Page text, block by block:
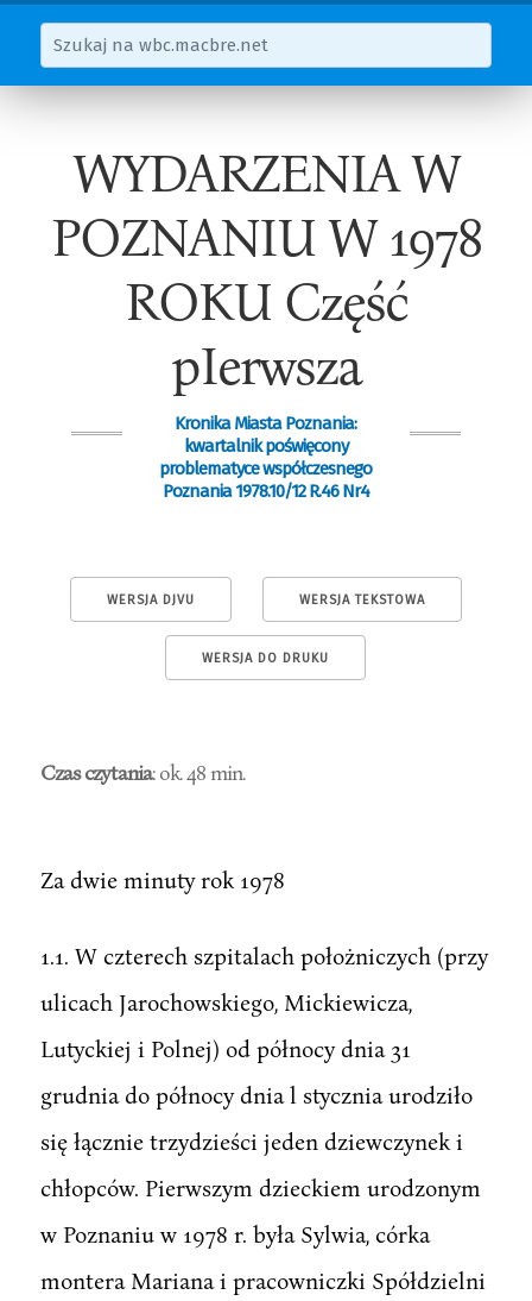
WYDARZENIA W
POZNANIU W 1978
ROKU Część
pIerwsza
Kronika Miasta Poznania:
kwartalnik poświęcony
problematyce współczesnego
Poznania 1978.10/12 R.46 Nr4
WERSJA DJVU WERSJA TEKSTOWA
WERSJA DO DRUKU
Czas czytania: ok. 48 min.
Za dwie minuty rok 1978
1.1. W czterech szpitalach położniczych (przy
ulicach Jarochowskiego, Mickiewicza,
Lutyckiej i Polnej) od północy dnia 31
grudnia do północy dnia l stycznia urodziło
się łącznie trzydzieści jeden dziewczynek i
chłopców. Pierwszym dzieckiem urodzonym
w Poznaniu w 1978 r. była Sylwia, córka
montera Mariana i pracowniczki Spółdzielni